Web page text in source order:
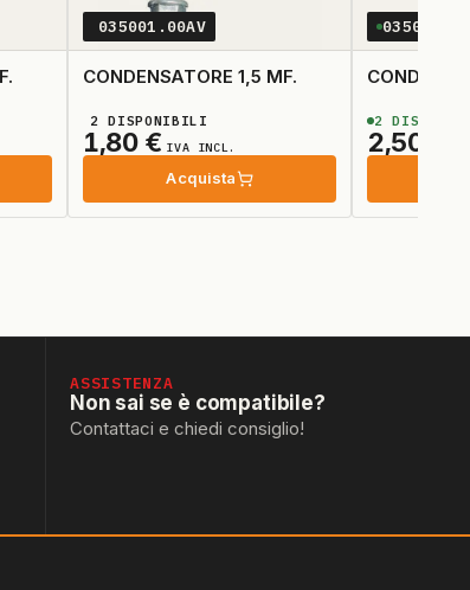
035001.00AV
CONDENSATORE 1,5 MF.
1,80 € IVA INCL.
Acquista
2 DISPONIBILI
2,50
2
ASSISTENZA
Non sai se è compatibile?
Contattaci e chiedi consiglio!